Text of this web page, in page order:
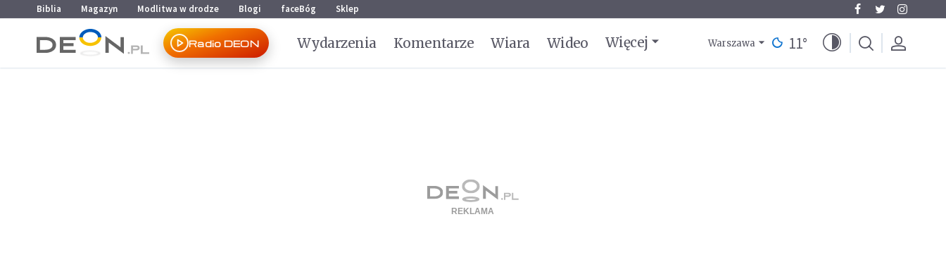
Przejdź do menu głównego
Przejdź do treści
Biblia Magazyn Modlitwa w drodze Blogi faceBóg Sklep
Radio DEON Wydarzenia Komentarze Wiara Wideo Więcej Warszawa 11°